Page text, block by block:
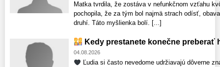
Matka tvrdila, že zostáva v nefunkčnom vzťahu
pochopila, že za tým bol najmä strach odísť,
druhí. Táto myšlienka bolí. [...]
Kedy prestanete konečne preberať
04.08.2026
Ľudia si často nevedome udržiavajú dôverne